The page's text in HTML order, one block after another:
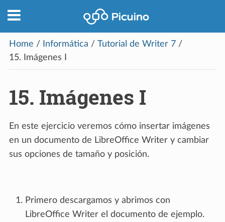
Home / Informática / Tutorial de Writer 7 /
15.
Imágenes I
15. Imágenes I
En este ejercicio veremos cómo insertar imágenes
en un documento de LibreOffice Writer y cambiar
sus opciones de tamaño y posición.
Primero descargamos y abrimos con
LibreOffice Writer el documento de ejemplo.